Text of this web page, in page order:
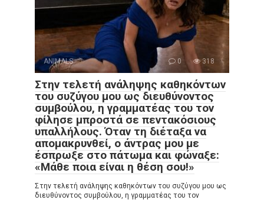
ANIMALS 0 318
Στην τελετή ανάληψης καθηκόντων
του συζύγου μου ως διευθύνοντος
συμβούλου, η γραμματέας του τον
φίλησε μπροστά σε πεντακόσιους
υπαλλήλους. Όταν τη διέταξα να
απομακρυνθεί, ο άντρας μου με
έσπρωξε στο πάτωμα και φώναξε:
«Μάθε ποια είναι η θέση σου!»
Στην τελετή ανάληψης καθηκόντων του συζύγου μου ως
διευθύνοντος συμβούλου, η γραμματέας του τον